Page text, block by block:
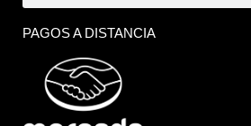
PAGOS A DISTANCIA